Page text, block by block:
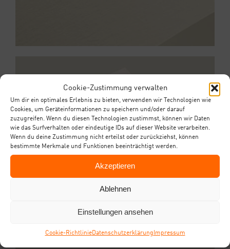
Cookie-Zustimmung verwalten
Um dir ein optimales Erlebnis zu bieten, verwenden wir Technologien wie
Cookies, um Geräteinformationen zu speichern und/oder darauf
zuzugreifen. Wenn du diesen Technologien zustimmst, können wir Daten
wie das Surfverhalten oder eindeutige IDs auf dieser Website verarbeiten.
Wenn du deine Zustimmung nicht erteilst oder zurückziehst, können
bestimmte Merkmale und Funktionen beeinträchtigt werden.
Akzeptieren
Ablehnen
Einstellungen ansehen
Coo­kie-Richt­li­nieDaten­schutz­er­klä­rung Impres­sum